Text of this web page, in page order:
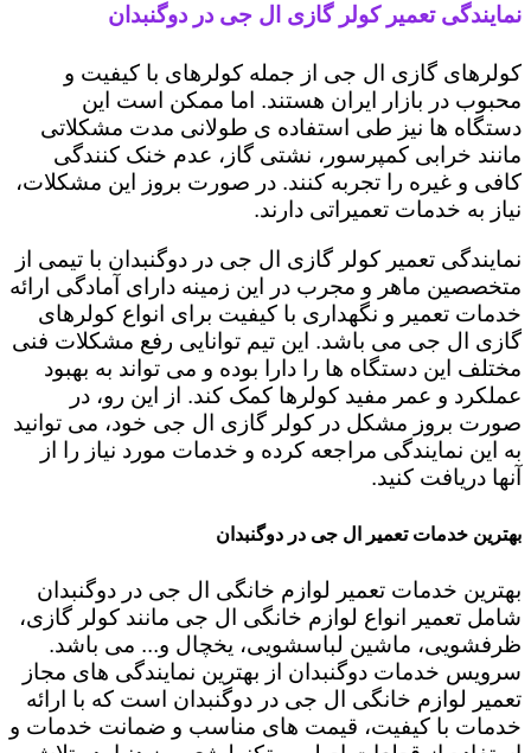
نمایندگی تعمیر کولر گازی ال جی در دوگنبدان
کولرهای گازی ال جی از جمله کولرهای با کیفیت و
محبوب در بازار ایران هستند. اما ممکن است این
دستگاه ها نیز طی استفاده ی طولانی مدت مشکلاتی
مانند خرابی کمپرسور، نشتی گاز، عدم خنک کنندگی
کافی و غیره را تجربه کنند. در صورت بروز این مشکلات،
نیاز به خدمات تعمیراتی دارند.
نمایندگی تعمیر کولر گازی ال جی در دوگنبدان با تیمی از
متخصصین ماهر و مجرب در این زمینه دارای آمادگی ارائه
خدمات تعمیر و نگهداری با کیفیت برای انواع کولرهای
گازی ال جی می باشد. این تیم توانایی رفع مشکلات فنی
مختلف این دستگاه ها را دارا بوده و می تواند به بهبود
عملکرد و عمر مفید کولرها کمک کند. از این رو، در
صورت بروز مشکل در کولر گازی ال جی خود، می توانید
به این نمایندگی مراجعه کرده و خدمات مورد نیاز را از
آنها دریافت کنید.
بهترین خدمات تعمیر ال جی در دوگنبدان
بهترین خدمات تعمیر لوازم خانگی ال جی در دوگنبدان
شامل تعمیر انواع لوازم خانگی ال جی مانند کولر گازی،
ظرفشویی، ماشین لباسشویی، یخچال و... می باشد.
سرویس خدمات دوگنبدان از بهترین نمایندگی های مجاز
تعمیر لوازم خانگی ال جی در دوگنبدان است که با ارائه
خدمات با کیفیت، قیمت های مناسب و ضمانت خدمات و